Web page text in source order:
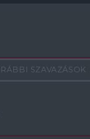
SZAVAZÁSOK